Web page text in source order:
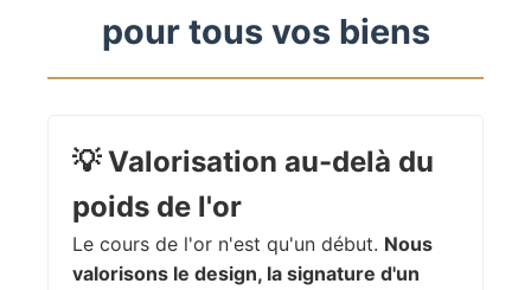
pour tous vos biens
💡Valorisation au-delà du
poids de l'or
Le cours de l'or n'est qu'un début. Nous
valorisons le design, la signature d'un